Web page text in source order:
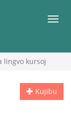
lingvo kursoj
Kujibu